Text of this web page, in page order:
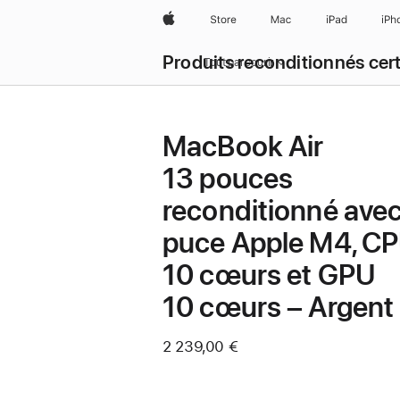
AppleStore Mac iPad
Produits reconditionnés
Tout parcourir
MacBook Air
13 pouces
reconditionné
puce Apple M4,
10 cœurs et GPU
10 cœurs – Argent
2 239,00 €